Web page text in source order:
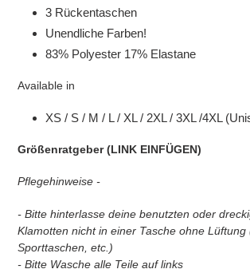
3 Rückentaschen
Unendliche Farben!
83% Polyester 17% Elastane
Available in
XS / S / M / L / XL / 2XL / 3XL /4XL
Größenratgeber (LINK EINFÜGEN)
Pflegehinweise -
- Bitte hinterlasse deine benutzten oder
Klamotten nicht in einer Tasche ohne Lüftung
Sporttaschen, etc.)
- Bitte Wasche alle Teile auf links